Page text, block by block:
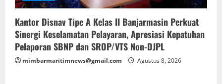
Kantor Disnav Tipe A Kelas II Banjarmasin Perkuat
Sinergi Keselamatan Pelayaran, Apresiasi Kepatuhan
Pelaporan SBNP dan SROP/VTS Non-DJPL
mimbarmaritimnews@gmail.com Agustus 8, 2026